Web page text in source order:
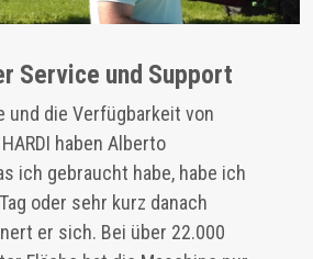
Service und Support
und die Verfügbarkeit von
haben Alberto
ich gebraucht habe, habe ich
oder sehr kurz danach
er sich. Bei über 22.000